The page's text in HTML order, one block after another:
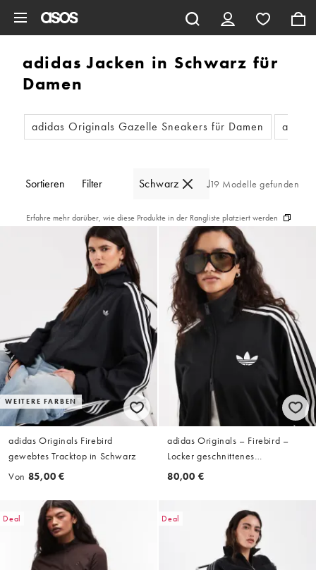
adidas Jacken in Schwarz für
Damen
adidas Originals Gazelle Sneakers für Damen
Sortieren Filter Schwarz Jacken
19 Modelle gefunden
Erfahre mehr darüber, wie diese Produkte in der Rangliste platziert werden
WEITERE FARBEN
adidas Originals Firebird
gewebtes Tracktop in Schwarz
Von 85,00 €
adidas Originals – Firebird –
Locker geschnittenes
Trainingsoberteil in
80,00 €
Deal Deal